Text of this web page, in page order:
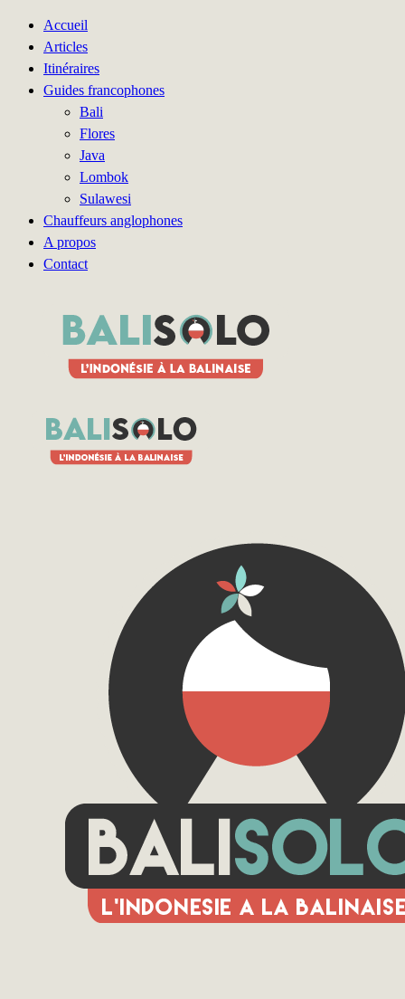
Accueil
Articles
Itinéraires
Guides francophones
Bali
Flores
Java
Lombok
Sulawesi
Chauffeurs anglophones
A propos
Contact